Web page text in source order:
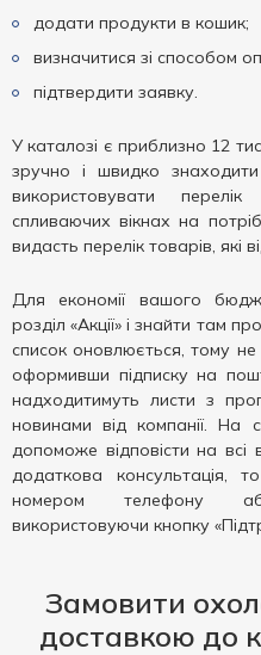
додати продукти в кошик;
визначитися зі способом
підтвердити заявку.
У каталозі є приблизно 12
зручно і швидко знаходити
використовувати
спливаючих вікнах на
видасть перелік товарів, які
Для економії вашого
розділ «Акції» і знайти там
список оновлюється, тому не
оформивши підписку на
надходитимуть листи з
новинами від компанії. На
допоможе відповісти на всі
додаткова консультація,
номером телефону
використовуючи кнопку
Замовити
доставкою до